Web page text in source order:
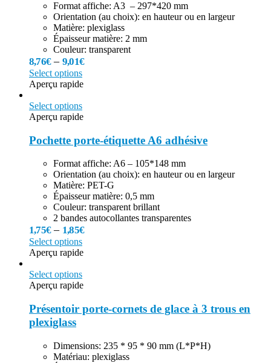
Format affiche: A3 – 297*420 mm
Orientation (au choix): en hauteur ou en largeur
Matière: plexiglass
Épaisseur matière: 2 mm
Couleur: transparent
8,76€–9,01€
Select options
Aperçu rapide
Select options
Aperçu rapide
Pochette porte-étiquette A6 adhésive
Format affiche: A6 – 105*148 mm
Orientation (au choix): en hauteur ou en largeur
Matière: PET-G
Épaisseur matière: 0,5 mm
Couleur: transparent brillant
2 bandes autocollantes transparentes
1,75€– 1,85€
Select options
Aperçu rapide
Select options
Aperçu rapide
Présentoir porte-cornets de glace à 3 trous en
plexiglass
Dimensions: 235 * 95 * 90 mm (L*P*H)
Matériau: plexiglass